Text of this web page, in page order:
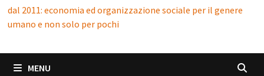
dal 2011: economia ed organizzazione sociale per il genere
umano e non solo per pochi
MENU